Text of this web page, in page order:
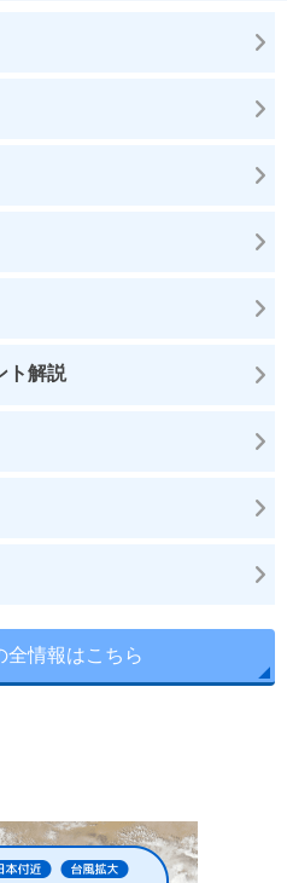
ト解説
全情報はこちら